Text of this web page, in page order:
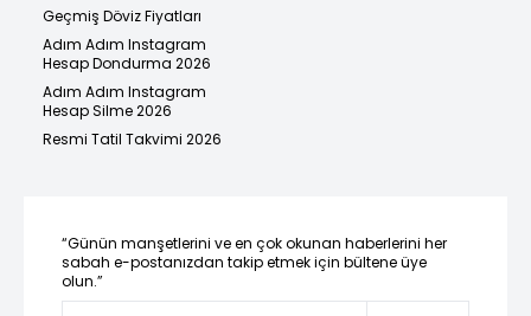
Geçmiş Döviz Fiyatları
Adım Adım Instagram
Hesap Dondurma 2026
Adım Adım Instagram
Hesap Silme 2026
Resmi Tatil Takvimi 2026
“Günün manşetlerini ve en çok okunan haberlerini her
sabah e-postanızdan takip etmek için bültene üye
olun.”